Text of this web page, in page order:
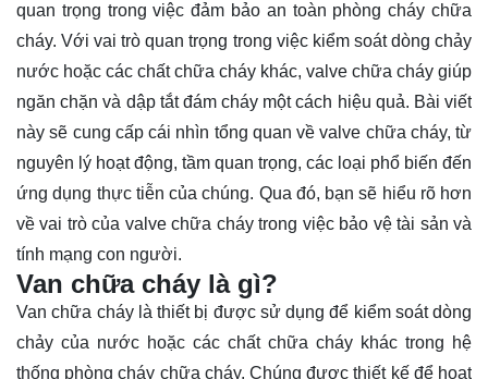
quan trọng trong việc đảm bảo an toàn phòng cháy chữa
cháy. Với vai trò quan trọng trong việc kiểm soát dòng chảy
nước hoặc các chất chữa cháy khác, valve chữa cháy giúp
ngăn chặn và dập tắt đám cháy một cách hiệu quả. Bài viết
này sẽ cung cấp cái nhìn tổng quan về valve chữa cháy, từ
nguyên lý hoạt động, tầm quan trọng, các loại phổ biến đến
ứng dụng thực tiễn của chúng. Qua đó, bạn sẽ hiểu rõ hơn
vềvai tròcủa valve chữa cháy trong việc bảo vệ tài sản và
tính mạng con người.
Van chữa cháy là gì?
Van chữa cháy là thiết bị được sử dụng để kiểm soát dòng
chảy của nước hoặc các chất chữa cháy khác trong hệ
thống phòng cháy chữa cháy. Chúng được thiết kế để hoạt